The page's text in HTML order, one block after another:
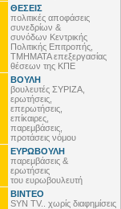
ΘΕΣΕΙΣ
πολιτικές αποφάσεις
συνεδρίων &
συνόδων Κεντρικής
Πολιτικής Επιτροπής,
ΤΜΗΜΑΤΑ επεξεργασίας
θέσεων της ΚΠΕ
ΒΟΥΛΗ
βουλευτές ΣΥΡΙΖΑ,
ερωτήσεις,
επερωτήσεις,
επίκαιρες,
παρεμβάσεις,
προτάσεις νόμου
ΕΥΡΩΒΟΥΛΗ
παρεμβάσεις &
ερωτήσεις
του ευρωβουλευτή
ΒΙΝΤΕΟ
SYN TV.. χωρίς διαφημίσεις